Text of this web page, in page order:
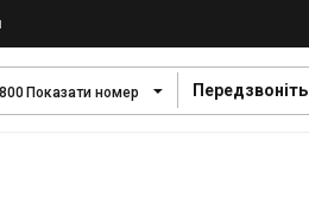
800Показати номер Передзвоніть